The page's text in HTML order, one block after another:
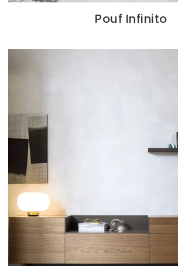
Pouf Infinito